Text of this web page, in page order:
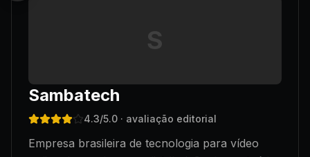
S
Sambatech
4.3/5.0 · avaliação editorial
Empresa brasileira de tecnologia para vídeo